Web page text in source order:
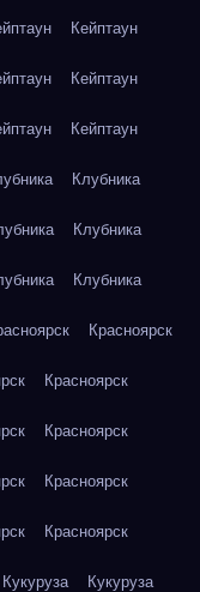
Кейптаун
Кейптаун
Кейптаун
Клубника
Клубника
Клубника
Красноярск
Красноярск
Красноярск
Красноярск
Красноярск
Кукуруза Кукуруза